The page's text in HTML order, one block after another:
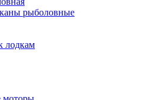
рыболовные
лодкам